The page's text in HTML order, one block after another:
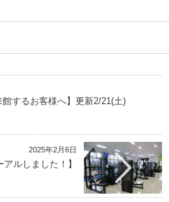
館するお客様へ】更新2/21(土)
2025年2月6日
ルしました！】